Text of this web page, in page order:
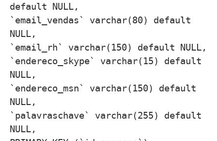
default NULL,
`email_vendas` varchar(80) default
NULL,
`email_rh` varchar(150) default NULL,
`endereco_skype` varchar(15) default
NULL,
`endereco_msn` varchar(150) default
NULL,
`palavraschave` varchar(255) default
NULL,